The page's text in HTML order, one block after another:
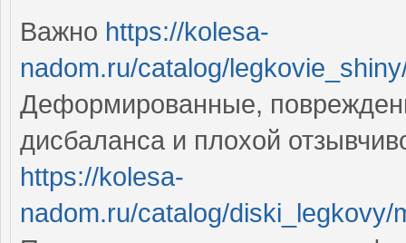
Важно https://kolesa-
nadom.ru/catalog/
Деформированные,
дисбаланса и плохой
https://kolesa-
nadom.ru/catalog/